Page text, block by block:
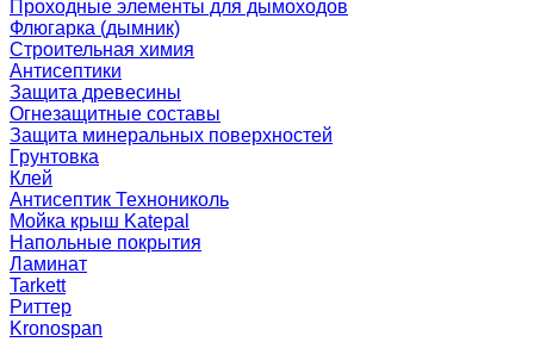
Проходные элементы для дымоходов
Флюгарка (дымник)
Строительная химия
Антисептики
Защита древесины
Огнезащитные составы
Защита минеральных поверхностей
Грунтовка
Клей
Антисептик Технониколь
Мойка крыш Katepal
Напольные покрытия
Ламинат
Tarkett
Риттер
Kronospan